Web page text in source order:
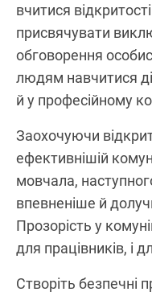
вчитися
присвячувати
обговорення
людям навчитися
й у професійному
Заохочуючи
ефективнішій
мовчала,
впевненіше й
Прозорість у
для працівників, і
Створіть безпечні